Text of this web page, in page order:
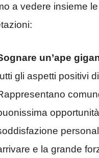
a vedere insieme
un’ape
gli aspetti positivi
e la grande